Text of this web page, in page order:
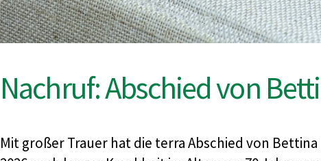
Nachruf: Abschied von
Mit großer Trauer hat die terra Abschied von